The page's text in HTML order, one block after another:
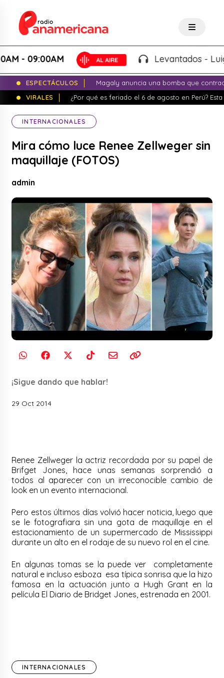
09:00AM Levantados - Luigui
ESPECTÁCULOS
Magaly anuncia una bomba que
VIRALES
¿Por qué es feriado el 6 de agosto en Perú?
INTERNACIONALES
Mira cómo luce Renee Zellweger sin
maquillaje (FOTOS)
admin
¡Sigue dando que hablar!
29 Oct 2014
Renee Zellweger la actriz recordada por su papel de
Brifget Jones, hace unas semanas sorprendió a
todos al aparecer con un irreconocible cambio de
look en un evento internacional.
Pero estos últimos días volvió hacer noticia, luego que
se le fotografiara sin una gota de maquillaje en el
estacionamiento de un supermercado de Mississippi
durante un alto en el rodaje de su nuevo rol en el cine.
En algunas tomas se la puede ver completamente
natural e incluso esboza esa típica sonrisa que la hizo
famosa en la actuación junto a Hugh Grant en la
película El Diario de Bridget Jones, estrenada en 2001.
INTERNACIONALES